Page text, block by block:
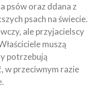
psów oraz ddana z
psach na świecie.
ale przyjacielscy
muszą
potrzebują
w przeciwnym razie